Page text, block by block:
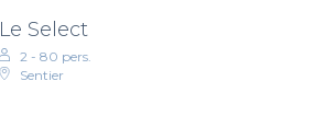
Le Select
2 - 80 pers.
Sentier